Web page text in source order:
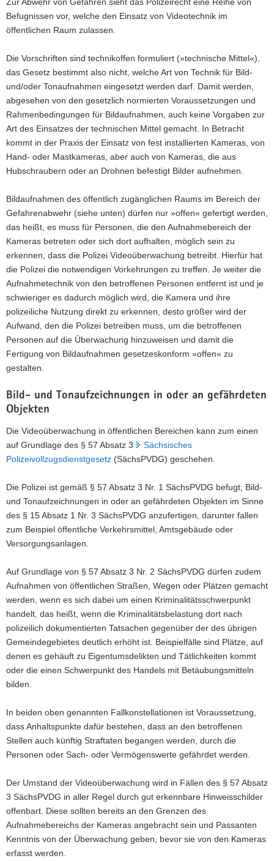
a
v
g
a
t
i
o
n
Befugnissen vor, welche den Einsatz von Videotechnik im
öffentlichen Raum zulassen.
Die Vorschriften sind technikoffen formuliert (»technische Mittel«),
das Gesetz bestimmt also nicht, welche Art von Technik für Bild-
und/oder Tonaufnahmen eingesetzt werden darf. Damit werden,
abgesehen von den gesetzlich normierten Voraussetzungen und
Rahmenbedingungen für Bildaufnahmen, auch keine Vorgaben zur
Art des Einsatzes der technischen Mittel gemacht. In Betracht
kommt in der Praxis der Einsatz von fest installierten Kameras, von
Hand- oder Mastkameras, aber auch von Kameras, die aus
Hubschraubern oder an Drohnen befestigt Bilder aufnehmen.
Bildaufnahmen des öffentlich zugänglichen Raums im Bereich der
Gefahrenabwehr (siehe unten) dürfen nur »offen« gefertigt werden,
das heißt, es muss für Personen, die den Aufnahmebereich der
Kameras betreten oder sich dort aufhalten, möglich sein zu
erkennen, dass die Polizei Videoüberwachung betreibt. Hierfür hat
die Polizei die notwendigen Vorkehrungen zu treffen. Je weiter die
Aufnahmetechnik von den betroffenen Personen entfernt ist und je
schwieriger es dadurch möglich wird, die Kamera und ihre
polizeiliche Nutzung direkt zu erkennen, desto größer wird der
Aufwand, den die Polizei betreiben muss, um die betroffenen
Personen auf die Überwachung hinzuweisen und damit die
Fertigung von Bildaufnahmen gesetzeskonform »offen« zu
gestalten.
Bild- und Tonaufzeichnungen in oder an gefährdeten
Objekten
Die Videoüberwachung in öffentlichen Bereichen kann zum einen
auf Grundlage des § 57 Absatz 3
Sächsisches
Polizeivollzugsdienstgesetz (SächsPVDG) geschehen.
Die Polizei ist gemäß § 57 Absatz 3 Nr. 1 SächsPVDG befugt, Bild-
und Tonaufzeichnungen in oder an gefährdeten Objekten im Sinne
des § 15 Absatz 1 Nr. 3 SächsPVDG anzufertigen, darunter fallen
zum Beispiel öffentliche Verkehrsmittel, Amtsgebäude oder
Versorgungsanlagen.
Auf Grundlage von § 57 Absatz 3 Nr. 2 SächsPVDG dürfen zudem
Aufnahmen von öffentlichen Straßen, Wegen oder Plätzen gemacht
werden, wenn es sich dabei um einen Kriminalitätsschwerpunkt
handelt, das heißt, wenn die Kriminalitätsbelastung dort nach
polizeilich dokumentierten Tatsachen gegenüber der des übrigen
Gemeindegebietes deutlich erhöht ist. Beispielfälle sind Plätze, auf
denen es gehäuft zu Eigentumsdelikten und Tätlichkeiten kommt
oder die einen Schwerpunkt des Handels mit Betäubungsmitteln
bilden.
In beiden oben genannten Fallkonstellationen ist Voraussetzung,
dass Anhaltspunkte dafür bestehen, dass an den betroffenen
Stellen auch künftig Straftaten begangen werden, durch die
Personen oder Sach- oder Vermögenswerte gefährdet werden.
Der Umstand der Videoüberwachung wird in Fällen des § 57 Absatz
3 SächsPVDG in aller Regel durch gut erkennbare Hinweisschilder
offenbart. Diese sollten bereits an den Grenzen des
Aufnahmebereichs der Kameras angebracht sein und Passanten
Kenntnis von der Überwachung geben, bevor sie von den Kameras
erfasst werden.